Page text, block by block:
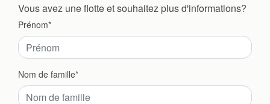
Vous avez une flotte et souhaitez plus d'informations?
Prénom
Nom de famille